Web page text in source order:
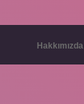
Hakkımızda